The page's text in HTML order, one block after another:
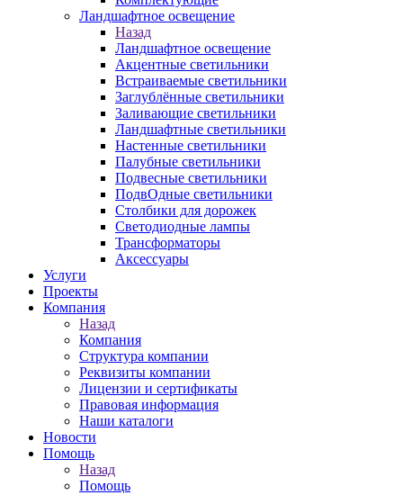
Ландшафтное освещение
Назад
Ландшафтное освещение
Акцентные светильники
Встраиваемые светильники
Заглублённые светильники
Заливающие светильники
Ландшафтные светильники
Настенные светильники
Палубные светильники
Подвесные светильники
ПодвОдные светильники
Столбики для дорожек
Светодиодные лампы
Трансформаторы
Аксессуары
Услуги
Проекты
Компания
Назад
Компания
Структура компании
Реквизиты компании
Лицензии и сертификаты
Правовая информация
Наши каталоги
Новости
Помощь
Назад
Помощь